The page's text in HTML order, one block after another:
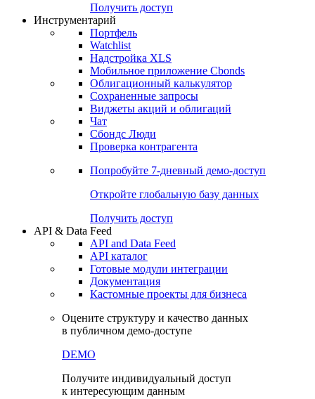
Получить доступ
Инструментарий
Портфель
Watchlist
Надстройка XLS
Мобильное приложение Cbonds
Облигационный калькулятор
Сохраненные запросы
Виджеты акций и облигаций
Чат
Сбондс Люди
Проверка контрагента
Попробуйте 7-дневный демо-доступ
Откройте глобальную базу данных
Получить доступ
API & Data Feed
API and Data Feed
API каталог
Готовые модули интеграции
Документация
Кастомные проекты для бизнеса
Оцените структуру и качество данных
в публичном демо-доступе
DEMO
Получите индивидуальный доступ
к интересующим данным